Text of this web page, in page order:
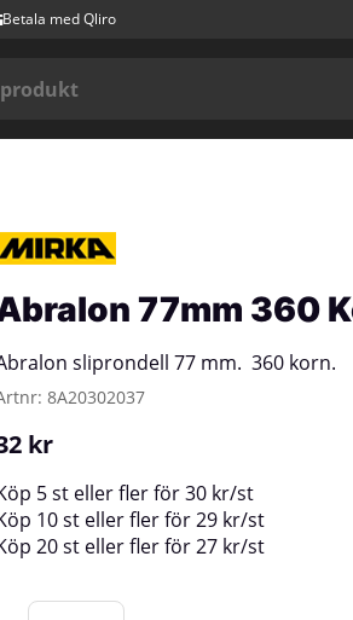
Betala med Qliro
77mm 360
sliprondell 77 mm. 360 korn.
8A20302037
kr
5 st eller fler för30 kr/st
10 st eller fler för29 kr/st
20 st eller fler för27 kr/st